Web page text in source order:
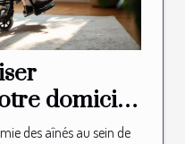
domicile
aînés
des aînés au sein de